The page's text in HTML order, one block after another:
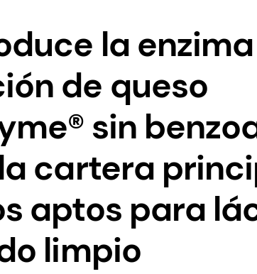
la
de queso
sin
cartera
aptos para
limpio